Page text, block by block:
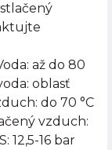
až do 80
oblasť
do 70 °C
vzduch:
12,5-16 bar